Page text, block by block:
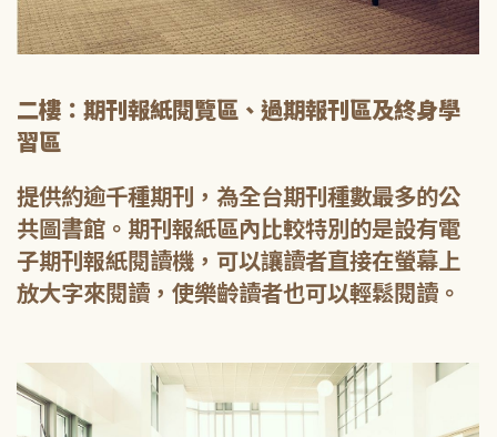
二樓：期刊報紙閱覽區、過期報刊區及終身學
習區
提供約逾千種期刊，為全台期刊種數最多的公
共圖書館。期刊報紙區內比較特別的是設有電
子期刊報紙閱讀機，可以讓讀者直接在螢幕上
放大字來閱讀，使樂齡讀者也可以輕鬆閱讀。